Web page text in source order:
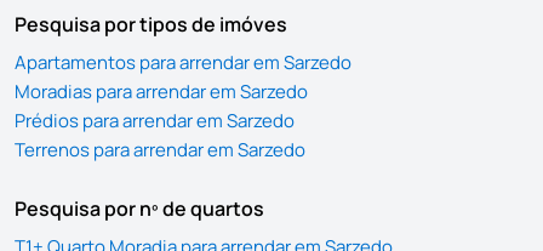
Pesquisa por tipos de imóves
Apartamentos para arrendar em Sarzedo
Moradias para arrendar em Sarzedo
Prédios para arrendar em Sarzedo
Terrenos para arrendar em Sarzedo
Pesquisa por nº de quartos